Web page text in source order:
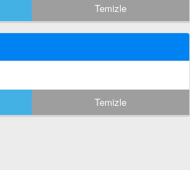
Temizle
Temizle